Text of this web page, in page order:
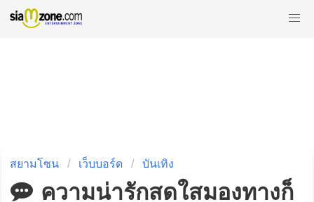
สยามโซน เว็บบอร์ด บันเทิง
ความน่ารักสดใสมองทางก็